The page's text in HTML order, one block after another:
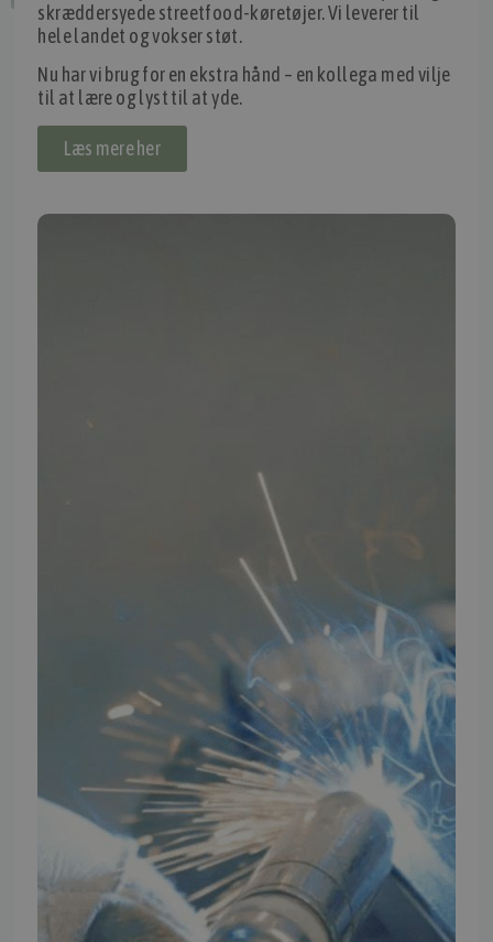
IMPORTØR
Alle mærker og modeller på tmp.dk importeres i Danmark af:
Thomas Møller Pedersen Aps.
Elmevej 18, Glyngøre 7870 Roslev
Ansøg om at blive forhandler
Energiberegner
TMP Historie
Cookie og Privatlivspolitik
Salgs- og leveringsbetingelser
Vores brands
Mandag - Torsdag
09:00 - 16:00
09:00 - 15:30
Lukket
FØLG TMP
Facebook
Youtube
Instagram
skræddersyede streetfood-køretøjer. Vi leverer til
hele landet og vokser støt.
Nu har vi brug for en ekstra hånd – en kollega med vilje
til at lære og lyst til at yde.
Læs mere her